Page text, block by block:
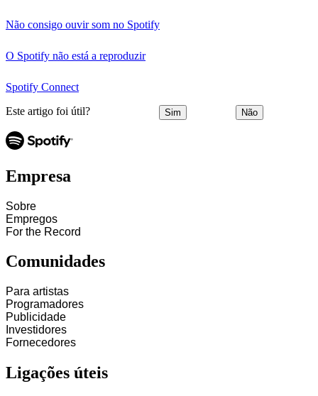
Não consigo ouvir som no Spotify
O Spotify não está a reproduzir
Spotify Connect
Este artigo foi útil? Sim Não
Empresa
Sobre
Empregos
For the Record
Comunidades
Para artistas
Programadores
Publicidade
Investidores
Fornecedores
Ligações úteis